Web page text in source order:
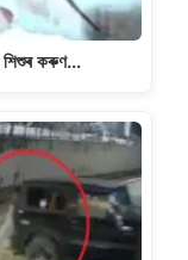
শিশুৰ কৰুণ…